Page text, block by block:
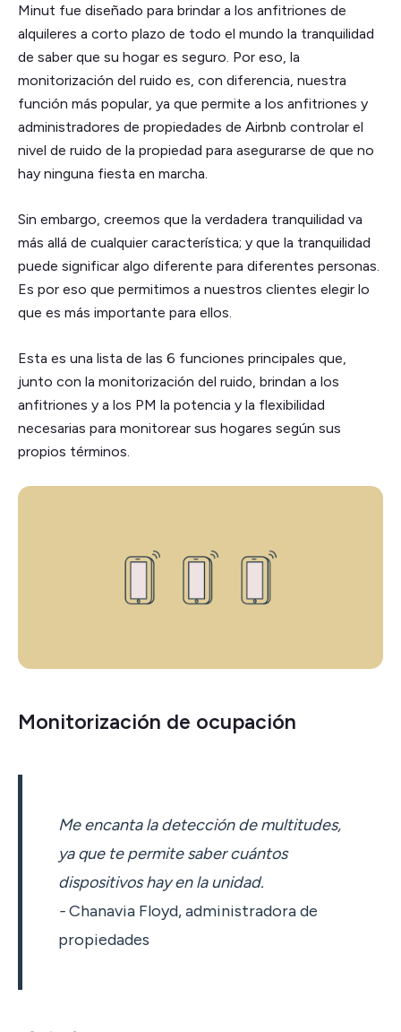
Minut fue diseñado para brindar a los anfitriones de
alquileres a corto plazo de todo el mundo la tranquilidad
de saber que su hogar es seguro. Por eso, la
monitorización del ruido es, con diferencia, nuestra
función más popular, ya que permite a los anfitriones y
administradores de propiedades de Airbnb controlar el
nivel de ruido de la propiedad para asegurarse de que no
hay ninguna fiesta en marcha.
Sin embargo, creemos que la verdadera tranquilidad va
más allá de cualquier característica; y que la tranquilidad
puede significar algo diferente para diferentes personas.
Es por eso que permitimos a nuestros clientes elegir lo
que es más importante para ellos.
Esta es una lista de las 6 funciones principales que,
junto con la monitorización del ruido, brindan a los
anfitriones y a los PM la potencia y la flexibilidad
necesarias para monitorear sus hogares según sus
propios términos.
Monitorización de ocupación
Me encanta la detección de multitudes,
ya que te permite saber cuántos
dispositivos hay en la unidad.
-Chanavia Floyd, administradora de
propiedades